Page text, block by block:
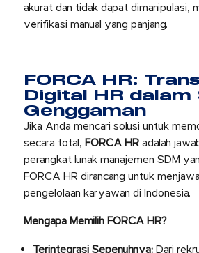
akurat dan tidak dapat dimanipulasi,
verifikasi manual yang panjang.
FORCA HR:
Digital HR dalam
Genggaman
Jika Anda mencari solusi untuk
secara total,FORCA HR adalah
perangkat lunak manajemen SDM
FORCA HR dirancang untuk
pengelolaan karyawan di Indonesia.
Mengapa Memilih FORCA HR?
Terintegrasi Sepenuhnya: Dari